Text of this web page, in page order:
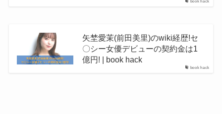
book hack
book hack
矢埜愛茉(前田美里)のwiki経歴!セ
〇シー女優デビューの契約金は1
億円! | book hack